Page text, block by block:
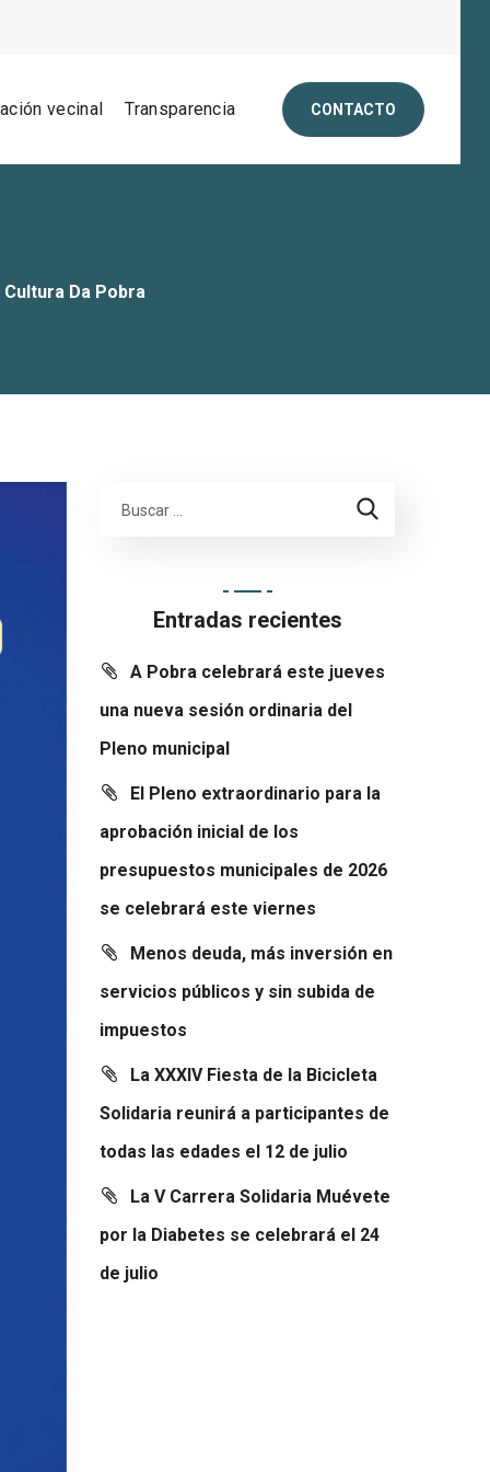
vecinal Transparencia CONTACTO
Da Pobra
Entradas recientes
A Pobra celebrará este jueves
una nueva sesión ordinaria del
Pleno municipal
El Pleno extraordinario para la
aprobación inicial de los
presupuestos municipales de 2026
se celebrará este viernes
Menos deuda, más inversión en
servicios públicos y sin subida de
impuestos
La XXXIV Fiesta de la Bicicleta
Solidaria reunirá a participantes de
todas las edades el 12 de julio
La V Carrera Solidaria Muévete
por la Diabetes se celebrará el 24
de julio